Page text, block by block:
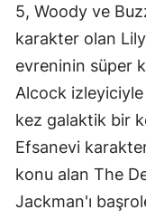
5, Woody ve
karakter olan
evreninin süper
Alcock
kez galaktik bir
Efsanevi
konu alan The
Jackman'ı